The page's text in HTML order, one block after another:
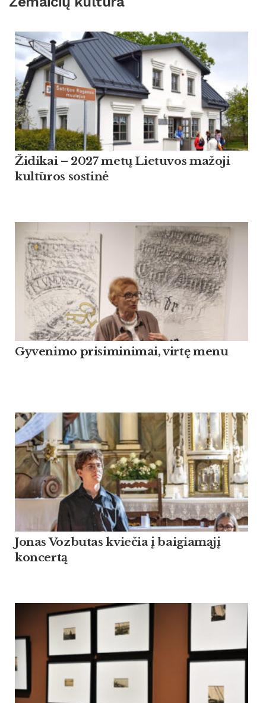
Židikai – 2027 metų Lietuvos mažoji
kultūros sostinė
Gyvenimo prisiminimai, virtę menu
Jonas Vozbutas kviečia į baigiamąjį
koncertą